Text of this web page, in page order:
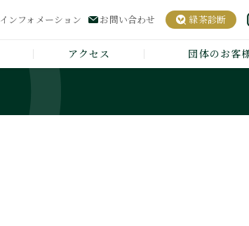
インフォメーション お問い合わせ 緑茶診断
アクセス 団体のお客